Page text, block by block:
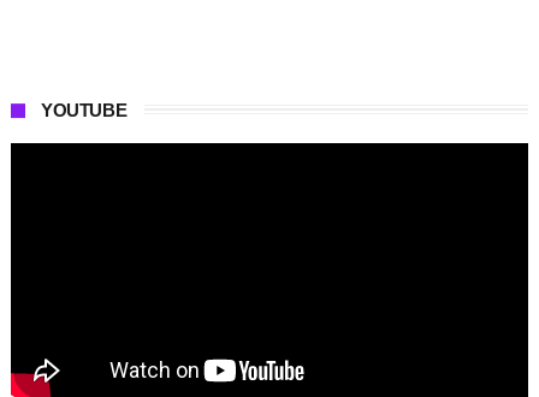
YOUTUBE